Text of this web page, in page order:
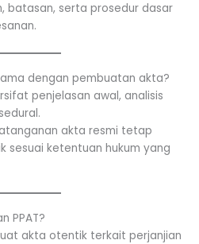
batasan, serta prosedur dasar
dengan pembuatan akta?
penjelasan awal, analisis
akta resmi tetap
sesuai ketentuan hukum yang
PPAT?
akta otentik terkait perjanjian